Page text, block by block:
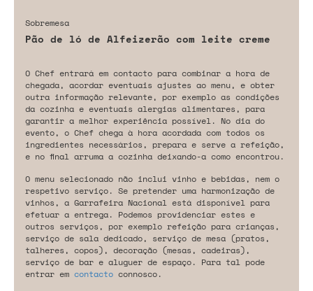
Sobremesa
Pão de ló de Alfeizerão com leite creme
O Chef entrará em contacto para combinar a hora de
chegada, acordar eventuais ajustes ao menu, e obter
outra informação relevante, por exemplo as condições
da cozinha e eventuais alergias alimentares, para
garantir a melhor experiência possível. No dia do
evento, o Chef chega à hora acordada com todos os
ingredientes necessários, prepara e serve a refeição,
e no final arruma a cozinha deixando-a como encontrou.
O menu selecionado não inclui vinho e bebidas, nem o
respetivo serviço. Se pretender uma harmonização de
vinhos, a Garrafeira Nacional está disponível para
efetuar a entrega. Podemos providenciar estes e
outros serviços, por exemplo refeição para crianças,
serviço de sala dedicado, serviço de mesa (pratos,
talheres, copos), decoração (mesas, cadeiras),
serviço de bar e aluguer de espaço. Para tal pode
entrar em contacto connosco.